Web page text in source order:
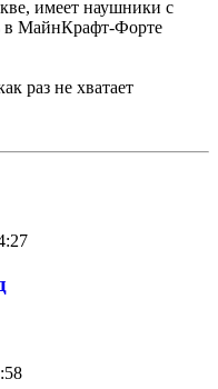
имеет наушники с
в МайнКрафт-Форте
раз не хватает